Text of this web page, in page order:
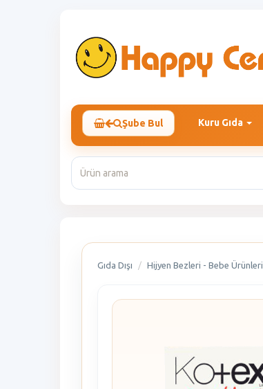
Şube Bul Kuru Gıda
Gıda Dışı Hijyen Bezleri - Bebe Ürünleri